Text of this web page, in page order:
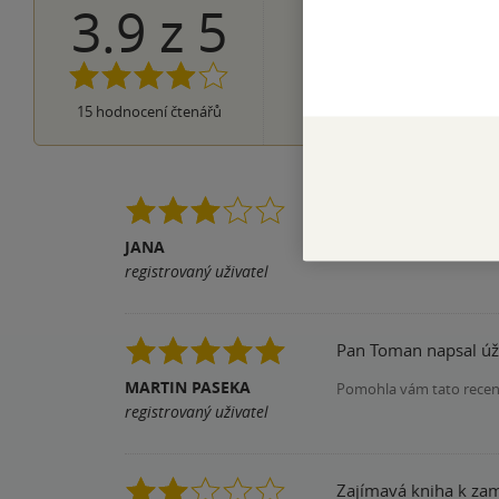
3.9 z 5
15hodnocení čtenářů
JANA
registrovaný uživatel
Kniha neni spatna,
MARTIN PASEKA
registrovaný uživatel
Pan Toman napsal
Pomohla vám tato
Zajímavá kniha k